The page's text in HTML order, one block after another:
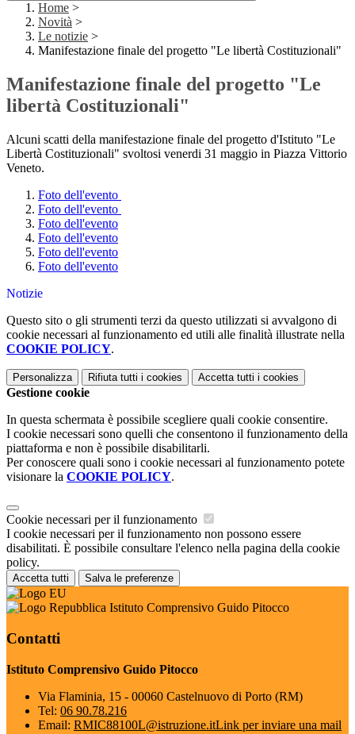
Home >
Novità >
Le notizie >
Manifestazione finale del progetto "Le libertà Costituzionali"
Manifestazione finale del progetto "Le
libertà Costituzionali"
Alcuni scatti della manifestazione finale del progetto d'Istituto "Le
Libertà Costituzionali" svoltosi venerdi 31 maggio in Piazza Vittorio
Veneto.
Foto dell'evento
Foto dell'evento
Foto dell'evento
Foto dell'evento
Foto dell'evento
Foto dell'evento
Notizie
Questo sito o gli strumenti terzi da questo utilizzati si avvalgono di
cookie necessari al funzionamento ed utili alle finalità illustrate nella
COOKIE POLICY.
Personalizza Rifiuta tutti i cookies Accetta tutti i cookies
Gestione cookie
In questa schermata è possibile scegliere quali cookie consentire.
I cookie necessari sono quelli che consentono il funzionamento della
piattaforma e non è possibile disabilitarli.
Per conoscere quali sono i cookie necessari al funzionamento potete
visionare la COOKIE POLICY.
Cookie necessari per il funzionamento
I cookie necessari per il funzionamento non possono essere
disabilitati. È possibile consultare l'elenco nella pagina della cookie
policy.
Accetta tutti Salva le preferenze
Istituto Comprensivo Guido Pitocco
Contatti
Istituto Comprensivo Guido Pitocco
Via Flaminia, 15 - 00060 Castelnuovo di Porto (RM)
Tel: 06 90.78.216
Email: RMIC88100L@istruzione.itLink per inviare una mail